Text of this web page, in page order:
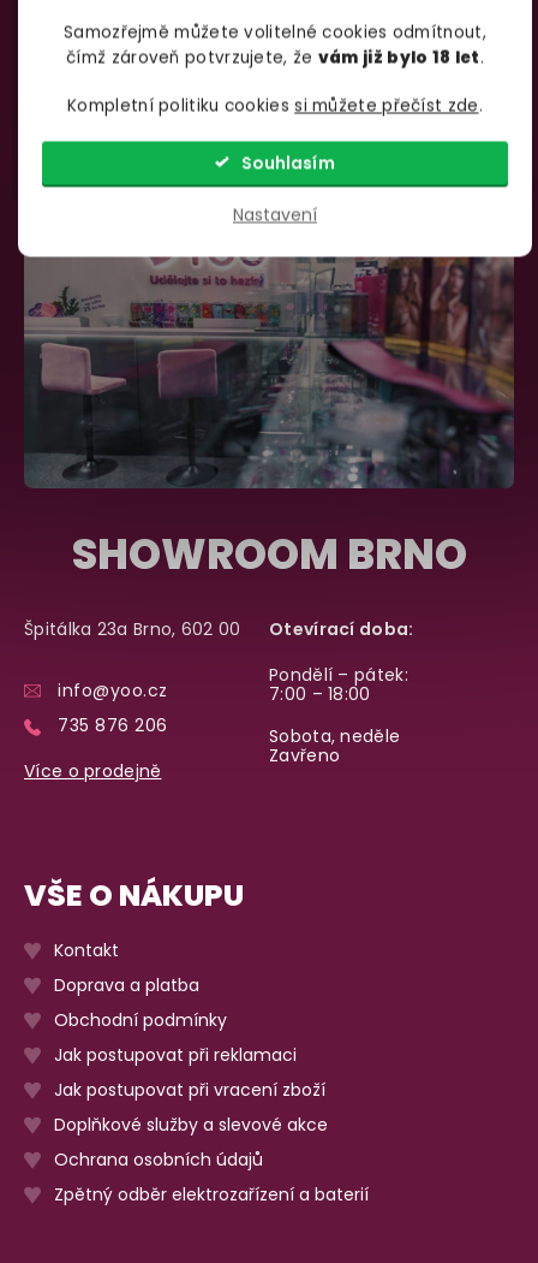
Samozřejmě můžete volitelné cookies odmítnout,
čímž zároveň potvrzujete, že vám již bylo 18 let.
Kompletní politiku cookiessi můžete přečíst zde.
Nastavení
Souhlasím
info@yoo.cz
735 876 206
SHOWROOM BRNO
Špitálka 23a Brno, 602 00
info@yoo.cz
735 876 206
Více o prodejně
Otevírací doba:
Pondělí – pátek:
7:00 – 18:00
Sobota, neděle
Zavřeno
VŠE O NÁKUPU
Kontakt
Doprava a platba
Obchodní podmínky
Jak postupovat při reklamaci
Jak postupovat při vracení zboží
Doplňkové služby a slevové akce
Ochrana osobních údajů
Zpětný odběr elektrozařízení a baterií